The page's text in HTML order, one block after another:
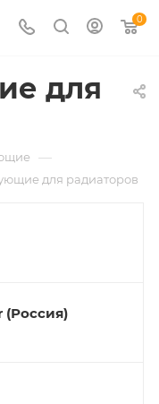
0
для
—
для радиаторов
(Россия)